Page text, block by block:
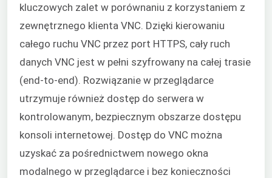
kluczowych zalet w porównaniu z korzystaniem z
zewnętrznego klienta VNC. Dzięki kierowaniu
całego ruchu VNC przez port HTTPS, cały ruch
danych VNC jest w pełni szyfrowany na całej trasie
(end-to-end). Rozwiązanie w przeglądarce
utrzymuje również dostęp do serwera w
kontrolowanym, bezpiecznym obszarze dostępu
konsoli internetowej. Dostęp do VNC można
uzyskać za pośrednictwem nowego okna
modalnego w przeglądarce i bez konieczności